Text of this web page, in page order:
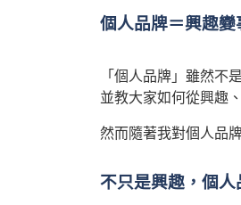
個人品牌＝興趣變
「個人品牌」雖然不
並教大家如何從興趣
然而隨著我對個人品
不只是興趣，個人